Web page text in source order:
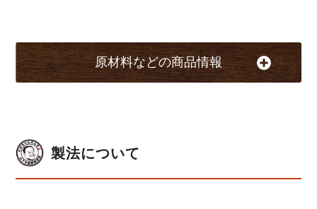
原材料などの商品情報
製法について